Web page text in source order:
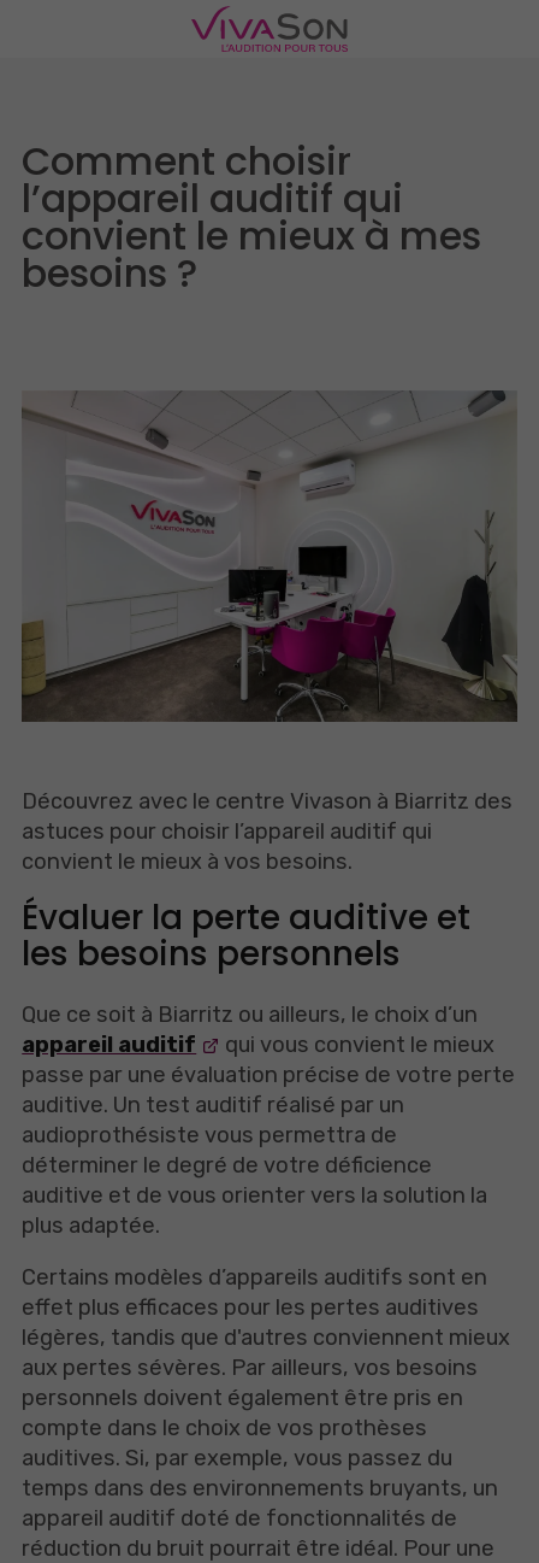
Comment choisir
l’appareil auditif qui
convient le mieux à mes
besoins ?
Découvrez avec le centre Vivason à Biarritz des
astuces pour choisir l’appareil auditif qui
convient le mieux à vos besoins.
Évaluer la perte auditive et
les besoins personnels
Que ce soit à Biarritz ou ailleurs, le choix d’un
appareil auditif
qui vous convient le mieux
passe par une évaluation précise de votre perte
auditive. Un test auditif réalisé par un
audioprothésiste vous permettra de
déterminer le degré de votre déficience
auditive et de vous orienter vers la solution la
plus adaptée.
Certains modèles d’appareils auditifs sont en
effet plus efficaces pour les pertes auditives
légères, tandis que d'autres conviennent mieux
aux pertes sévères. Par ailleurs, vos besoins
personnels doivent également être pris en
compte dans le choix de vos prothèses
auditives. Si, par exemple, vous passez du
temps dans des environnements bruyants, un
appareil auditif doté de fonctionnalités de
réduction du bruit pourrait être idéal. Pour une